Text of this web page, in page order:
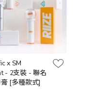
x SM
- 2支裝 - 聯名
[多種款式]